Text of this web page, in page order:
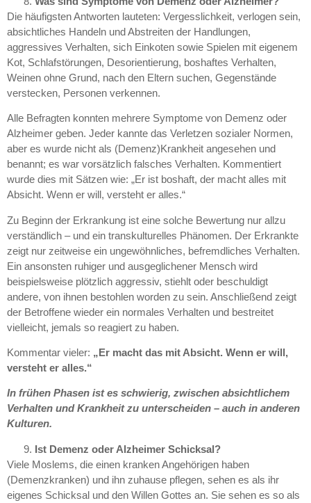
Die häufigsten Antworten lauteten: Vergesslichkeit, verlogen sein,
absichtliches Handeln und Abstreiten der Handlungen,
aggressives Verhalten, sich Einkoten sowie Spielen mit eigenem
Kot, Schlafstörungen, Desorientierung, boshaftes Verhalten,
Weinen ohne Grund, nach den Eltern suchen, Gegenstände
verstecken, Personen verkennen.
Alle Befragten konnten mehrere Symptome von Demenz oder
Alzheimer geben. Jeder kannte das Verletzen sozialer Normen,
aber es wurde nicht als (Demenz)Krankheit angesehen und
benannt; es war vorsätzlich falsches Verhalten. Kommentiert
wurde dies mit Sätzen wie: „Er ist boshaft, der macht alles mit
Absicht. Wenn er will, versteht er alles.“
Zu Beginn der Erkrankung ist eine solche Bewertung nur allzu
verständlich – und ein transkulturelles Phänomen. Der Erkrankte
zeigt nur zeitweise ein ungewöhnliches, befremdliches Verhalten.
Ein ansonsten ruhiger und ausgeglichener Mensch wird
beispielsweise plötzlich aggressiv, stiehlt oder beschuldigt
andere, von ihnen bestohlen worden zu sein. Anschließend zeigt
der Betroffene wieder ein normales Verhalten und bestreitet
vielleicht, jemals so reagiert zu haben.
Kommentar vieler: „Er macht das mit Absicht. Wenn er will,
versteht er alles.“
In frühen Phasen ist es schwierig, zwischen absichtlichem
Verhalten und Krankheit zu unterscheiden – auch in anderen
Kulturen.
Ist Demenz oder Alzheimer Schicksal?
Viele Moslems, die einen kranken Angehörigen haben
(Demenzkranken) und ihn zuhause pflegen, sehen es als ihr
eigenes Schicksal und den Willen Gottes an. Sie sehen es so als